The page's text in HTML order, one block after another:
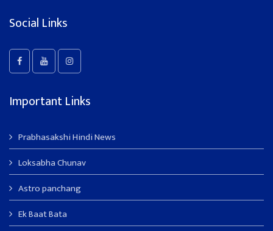
Social Links
Important Links
Prabhasakshi Hindi News
Loksabha Chunav
Astro panchang
Ek Baat Bata